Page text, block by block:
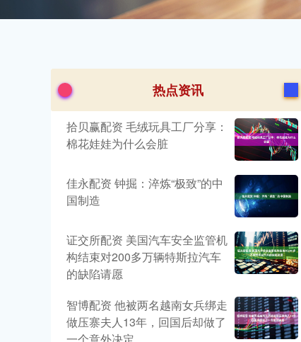
热点资讯
拾贝赢配资 毛绒玩具工厂分享：
棉花娃娃为什么会脏
佳永配资 钟掘：淬炼“极致”的中
国制造
证交所配资 美国汽车安全监管机
构结束对200多万辆特斯拉汽车
的缺陷请愿
智博配资 他被两名越南女兵绑走
做压寨夫人13年，回国后却做了